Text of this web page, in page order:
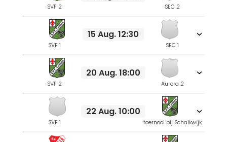
SVF 2 SEC 2
SVF 1
15 Aug. 12:30
SEC 1
SVF 2
20 Aug. 18:00
Aurora 2
SVF 1
22 Aug. 10:00
toernooi bij Schalkwijk